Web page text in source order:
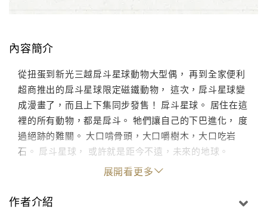
內容簡介
從扭蛋到新光三越戽斗星球動物大型偶， 再到全家便利
超商推出的戽斗星球限定磁鐵動物， 這次，戽斗星球變
成漫畫了，而且上下集同步發售！ 戽斗星球。 居住在這
裡的所有動物，都是戽斗。 牠們讓自己的下巴進化， 度
過絕跡的難關。 大口啃骨頭，大口嚼樹木，大口吃岩
石。 戽斗星球， 或許就是距今不遠，未來的地球。
展開看更多
作者介紹